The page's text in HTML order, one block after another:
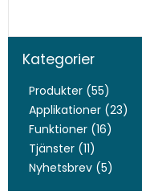
Kategorier
Produkter (55)
Applikationer (23)
Funktioner (16)
Tjänster (11)
Nyhetsbrev (5)